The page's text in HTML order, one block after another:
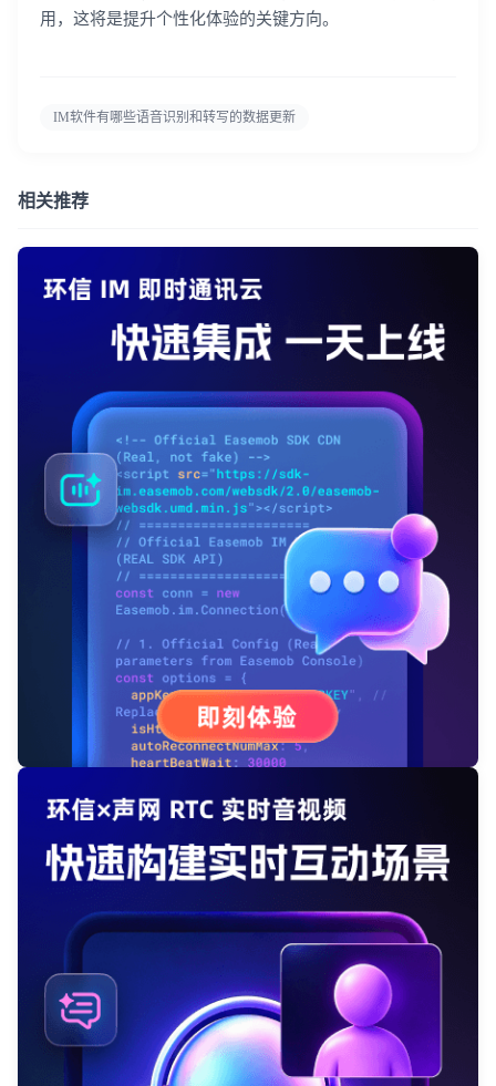
用，这将是提升个性化体验的关键方向。
IM软件有哪些语音识别和转写的数据更新
相关推荐
我已阅读并同意通讯云服务条款和通讯云隐私政策
提交
不了，谢谢
登录客服云